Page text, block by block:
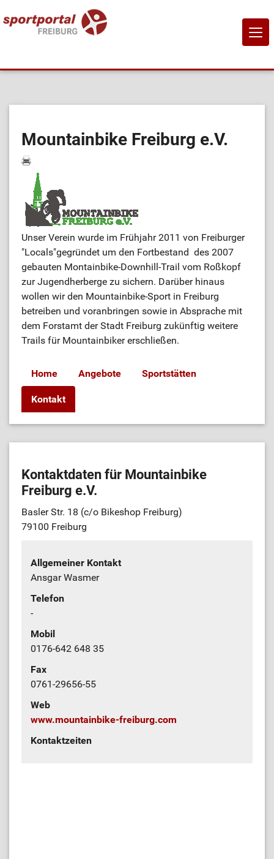
Sportanbietende
Sportstätten
Job-Börse
Kontakt
Mountainbike Freiburg e.V.
Unser Verein wurde im Frühjahr 2011 von Freiburger
"Locals"gegründet um den Fortbestand des 2007
gebauten Montainbike-Downhill-Trail vom Roßkopf
zur Jugendherberge zu sichern. Darüber hinaus
wollen wir den Mountainbike-Sport in Freiburg
betreiben und voranbringen sowie in Absprache mit
dem Forstamt der Stadt Freiburg zukünftig weitere
Trails für Mountainbiker erschließen.
Home Angebote Sportstätten
Kontakt
Kontaktdaten für Mountainbike
Freiburg e.V.
Basler Str. 18 (c/o Bikeshop Freiburg)
79100 Freiburg
Allgemeiner Kontakt
Ansgar Wasmer
Telefon
-
Mobil
0176-642 648 35
Fax
0761-29656-55
Web
www.mountainbike-freiburg.com
Kontaktzeiten